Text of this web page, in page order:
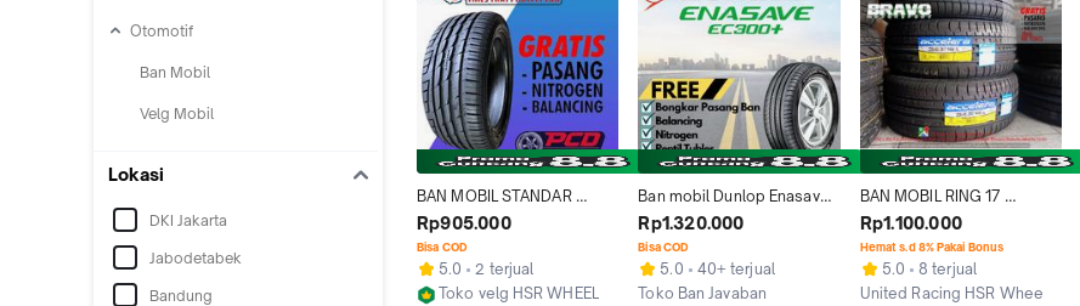
Otomotif
Ban Mobil
Velg Mobil
Lokasi
DKI Jakarta
Jabodetabek
Bandung
BAN MOBIL STANDAR
TOYOTA RAIZE R17 215/55
RING 17 / BUKAN DUNLOP/
OCTA
Rp905.000
Bisa COD
5.0
2 terjual
Toko velg HSR WHEEL surabaya
Ban mobil Dunlop Enasave
ec300 205/55 R17 Xpander
205 55 Ring 17
Rp1.320.000
Bisa COD
5.0
40+ terjual
Toko Ban Javaban
BAN MOBIL RING 17
ACCELERA 225 45 R17 PHI
BAN MURAH BUKAN
DUNLOP
Rp1.100.000
Hemat s.d 8% Pakai Bonus
5.0
8 terjual
United Racing HSR Wheel